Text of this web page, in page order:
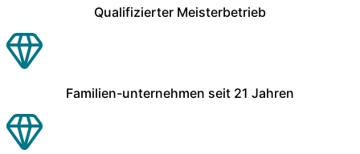
Qualifizierter Meisterbetrieb
Familien-unternehmen seit 21 Jahren